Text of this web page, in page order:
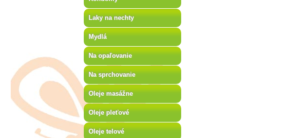
Laky na nechty
Mydlá
Na opaľovanie
Na sprchovanie
Oleje masážne
Oleje pleťové
Oleje telové